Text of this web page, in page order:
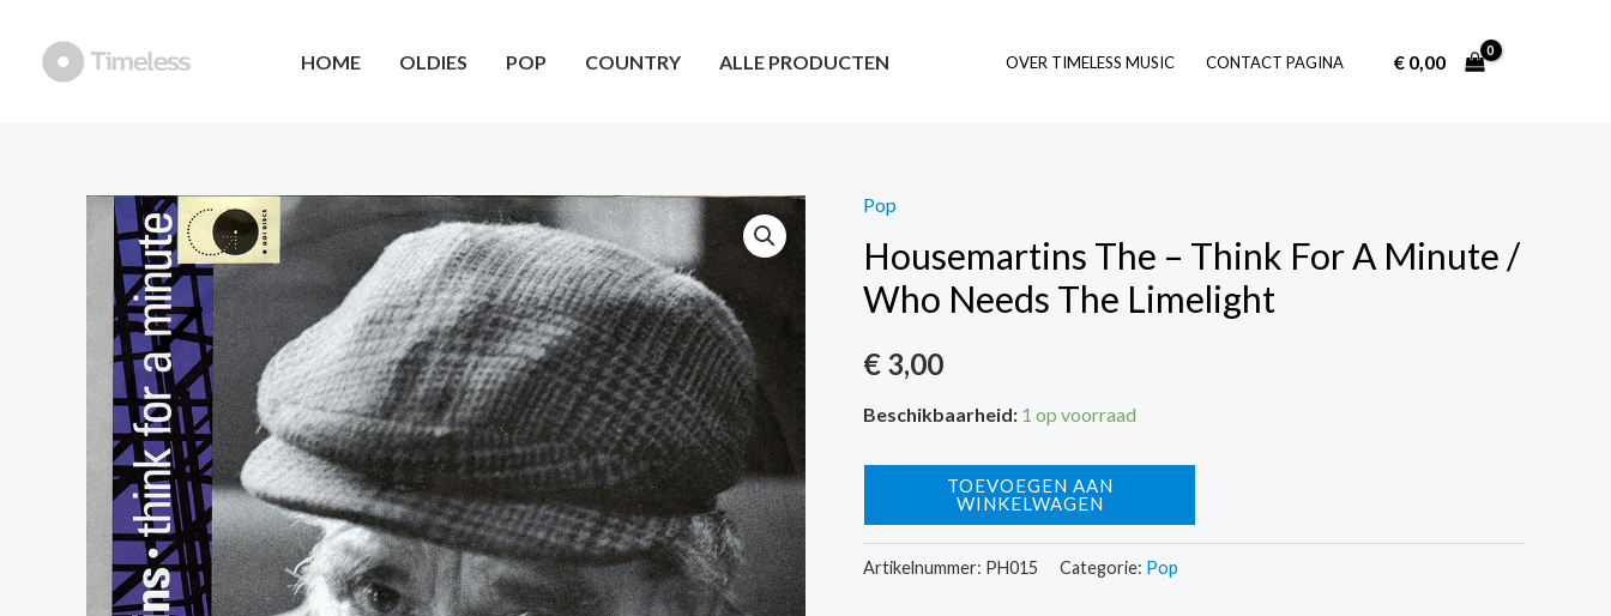
HOME OLDIES POP COUNTRY ALLE PRODUCTEN OVER TIMELESS MUSIC CONTACT PAGINA €0,00
Pop
Housemartins The – Think For A Minute /
Who Needs The Limelight
€ 3,00
Beschikbaarheid: 1 op voorraad
Housemartins
-
TOEVOEGEN AAN
WINKELWAGEN
Artikelnummer: PH015 Categorie: Pop